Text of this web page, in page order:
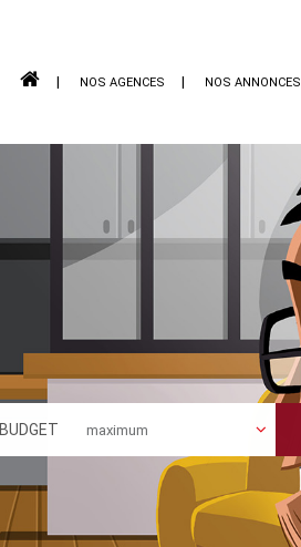
NOS AGENCES NOS ANNONCES
BUDGET